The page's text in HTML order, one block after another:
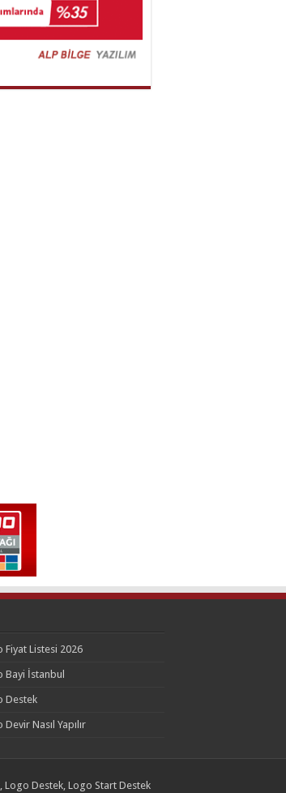
Fiyat Listesi 2026
Bayi İstanbul
Destek
Devir Nasıl Yapılır
Logo Destek, Logo Start Destek